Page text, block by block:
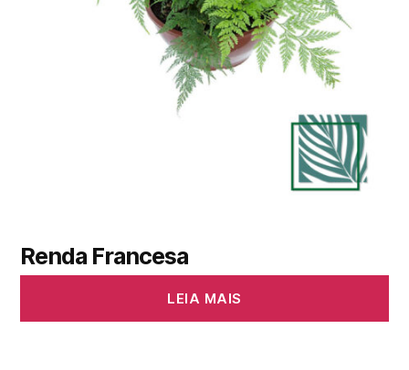
Renda Francesa
LEIA MAIS